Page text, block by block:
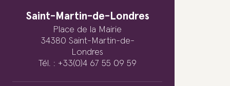
Saint-Martin-de-Londres
Place de la Mairie
34380 Saint-Martin-de-
Londres
Tél. : +33(0)4 67 55 09 59